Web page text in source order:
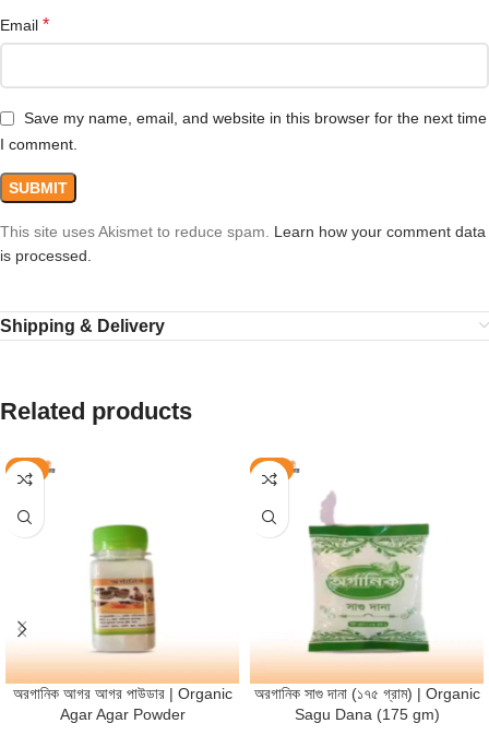
Email *
Save my name, email, and website in this browser for the next time
I comment.
This site uses Akismet to reduce spam. Learn how your comment data
is processed.
Shipping & Delivery
Related products
-8%
অরগানিক আগর আগর পাউডার | Organic
Agar Agar Powder
-9%
অরগানিক সাগু দানা (১৭৫ গ্রাম) | Organic
Sagu Dana (175 gm)